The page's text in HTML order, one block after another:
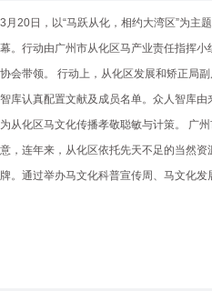
3月20日，以“马跃从化，相约大湾区”为主
幕。行动由广州市从化区马产业责任指挥
协会带领。 行动上，从化区发展和矫正局
智库认真配置文献及成员名单。众人智库
为从化区马文化传播孝敬聪敏与计策。 广
意，连年来，从化区依托先天不足的当然
牌。通过举办马文化科普宣传周、马文化发